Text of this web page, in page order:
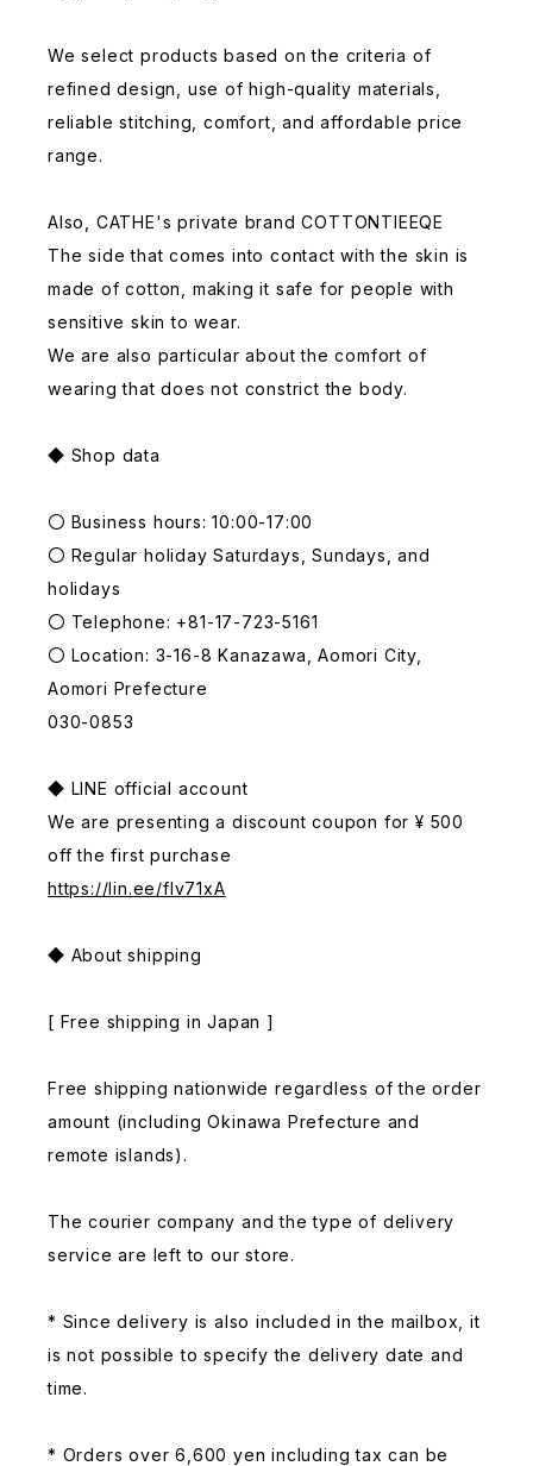
We select products based on the criteria of
refined design, use of high-quality materials,
reliable stitching, comfort, and affordable price
range.
Also, CATHE's private brand COTTONTIEEQE
The side that comes into contact with the skin is
made of cotton, making it safe for people with
sensitive skin to wear.
We are also particular about the comfort of
wearing that does not constrict the body.
◆ Shop data
〇 Business hours: 10:00-17:00
〇 Regular holiday Saturdays, Sundays, and
holidays
〇 Telephone: +81-17-723-5161
〇 Location: 3-16-8 Kanazawa, Aomori City,
Aomori Prefecture
030-0853
◆ LINE official account
We are presenting a discount coupon for ¥ 500
off the first purchase
https://lin.ee/fIv71xA
◆ About shipping
[ Free shipping in Japan ]
Free shipping nationwide regardless of the order
amount (including Okinawa Prefecture and
remote islands).
The courier company and the type of delivery
service are left to our store.
* Since delivery is also included in the mailbox, it
is not possible to specify the delivery date and
time.
* Orders over 6,600 yen including tax can be